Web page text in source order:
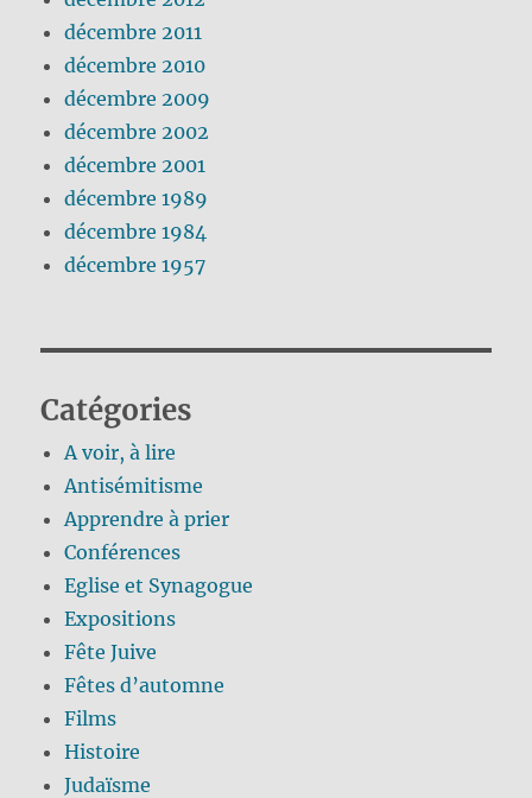
décembre 2011
décembre 2010
décembre 2009
décembre 2002
décembre 2001
décembre 1989
décembre 1984
décembre 1957
Catégories
A voir, à lire
Antisémitisme
Apprendre à prier
Conférences
Eglise et Synagogue
Expositions
Fête Juive
Fêtes d’automne
Films
Histoire
Judaïsme